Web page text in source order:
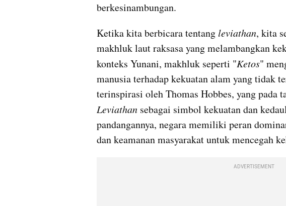
berkesinambungan.
Ketika kita berbicara tentang leviathan, kita
makhluk laut raksasa yang melambangkan
konteks Yunani, makhluk seperti "Ketos"
manusia terhadap kekuatan alam yang tidak
Leviathan sebagai simbol kekuatan dan
pandangannya, negara memiliki peran
dan keamanan masyarakat untuk mencegah
ADVERTISEMENT